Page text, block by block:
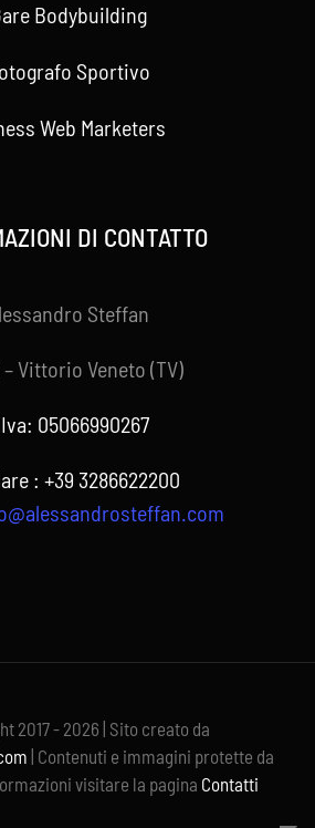
Bodybuilding
Sportivo
Web Marketers
DI CONTATTO
Steffan
– Vittorio Veneto (TV)
05066990267
: +39 3286622200
2017 - 2026 | Sito creato da
| Contenuti e immagini protette da
visitare la pagina Contatti